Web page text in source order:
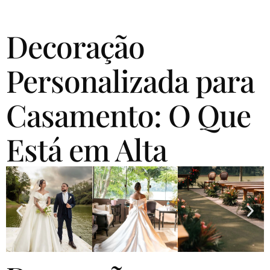
Decoração
Personalizada para
Casamento: O Que
Está em Alta